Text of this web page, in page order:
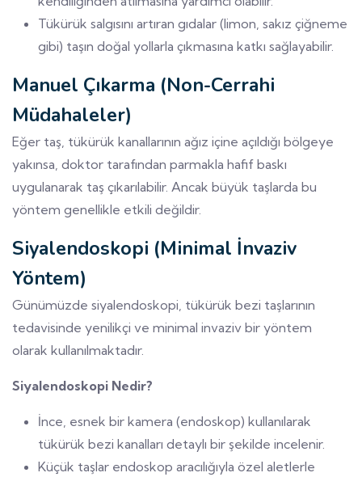
Tükürük salgısını artıran gıdalar (limon, sakız çiğneme
gibi) taşın doğal yollarla çıkmasına katkı sağlayabilir.
Manuel Çıkarma (Non-Cerrahi
Müdahaleler)
Eğer taş, tükürük kanallarının ağız içine açıldığı bölgeye
yakınsa, doktor tarafından parmakla hafif baskı
uygulanarak taş çıkarılabilir. Ancak büyük taşlarda bu
yöntem genellikle etkili değildir.
Siyalendoskopi (Minimal İnvaziv
Yöntem)
Günümüzde siyalendoskopi, tükürük bezi taşlarının
tedavisinde yenilikçi ve minimal invaziv bir yöntem
olarak kullanılmaktadır.
Siyalendoskopi Nedir?
İnce, esnek bir kamera (endoskop) kullanılarak
tükürük bezi kanalları detaylı bir şekilde incelenir.
Küçük taşlar endoskop aracılığıyla özel aletlerle